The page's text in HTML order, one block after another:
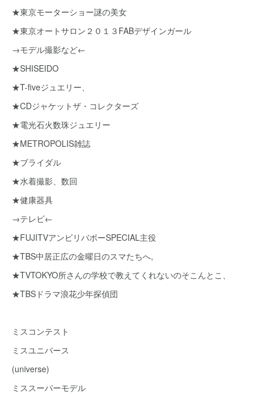
★東京モーターショー謎の美女
★東京オートサロン２０１３FABデザインガール
→モデル撮影など←
★SHISEIDO
★T-fiveジュエリー、
★CDジャケットザ・コレクターズ
★電光石火数珠ジュエリー
★METROPOLIS雑誌
★ブライダル
★水着撮影、数回
★健康器具
→テレビ←
★FUJITVアンビリバボーSPECIAL主役
★TBS中居正広の金曜日のスマたちへ,
★TVTOKYO所さんの学校で教えてくれないのそこんとこ、
★TBSドラマ浪花少年探偵団
ミスコンテスト
ミスユニバース
(universe)
ミススーパーモデル